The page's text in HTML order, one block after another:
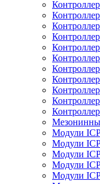
Модули
Модули
Модули
Модули
Модули